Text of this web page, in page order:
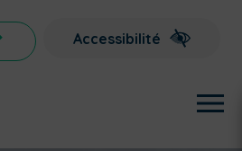
Accessibilité